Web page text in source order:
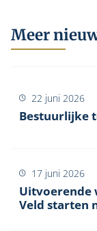
Meer
Bestuurlijke
22 juni 2026
Uitvoerende
Veld starten
17 juni 2026